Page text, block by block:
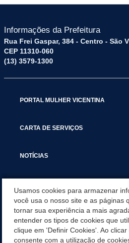
Informações da Prefeitura
Rua Frei Gaspar, 384 - Centro - São
CEP 11310-060
(13) 3579-1300
PORTAL MULHER VICENTINA
CARTA DE SERVIÇOS
NOTÍCIAS
VISITE SÃO VICENTE
INSTITUCIONAL
Usamos cookies para armazenar
você usa o nosso site e as páginas
tornar sua experiência a mais
entender os tipos de cookies que
clique em 'Definir Cookies'. Ao
consente com a utilização de